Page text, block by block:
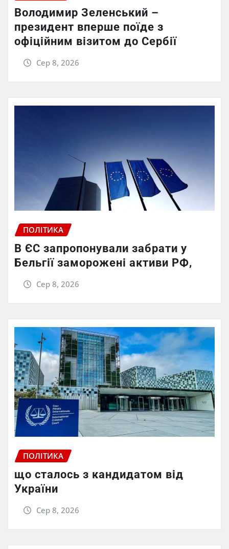
Володимир Зеленський –
президент вперше поїде з
офіційним візитом до Сербії
Сер 8, 2026
ПОЛІТИКА
В ЄС запропонували забрати у
Бельгії заморожені активи РФ,
Сер 8, 2026
ПОЛІТИКА
що сталось з кандидатом від
України
Сер 8, 2026